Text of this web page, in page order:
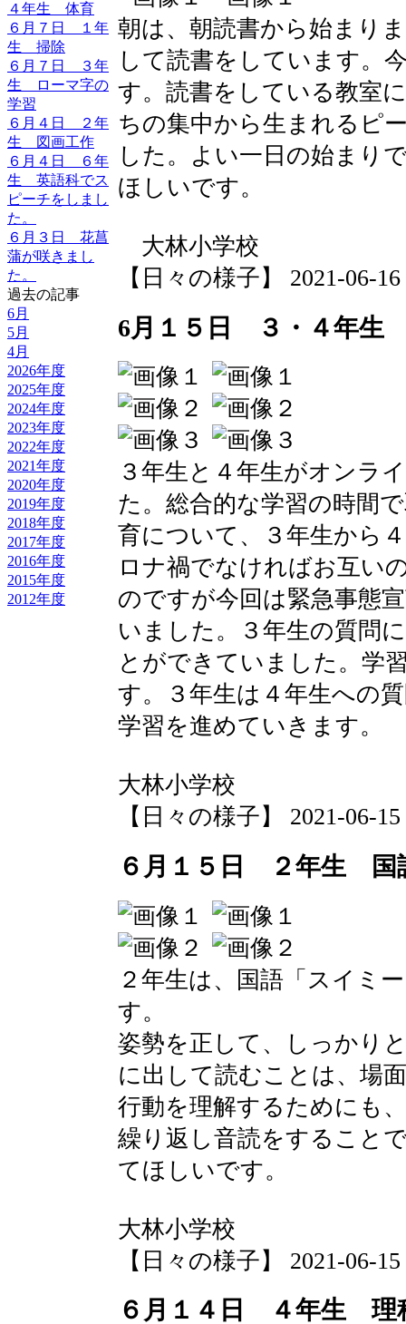
４年生 体育
６月７日 １年
生 掃除
６月７日 ３年
生 ローマ字の
学習
６月４日 ２年
生 図画工作
６月４日 ６年
生 英語科でス
ピーチをしまし
た。
６月３日 花菖
蒲が咲きまし
た。
過去の記事
6月
5月
4月
2026年度
2025年度
2024年度
2023年度
2022年度
2021年度
2020年度
2019年度
2018年度
2017年度
2016年度
2015年度
2012年度
朝は、朝読書から始まり
して読書をしています。
す。読書をしている教室
ちの集中から生まれるピ
した。よい一日の始まり
ほしいです。
大林小学校
【日々の様子】 2021-06-
6月１５日 ３・４年生
３年生と４年生がオンラ
た。総合的な学習の時間
育について、３年生から
ロナ禍でなければお互い
のですが今回は緊急事態
いました。３年生の質問
とができていました。学
す。３年生は４年生への
学習を進めていきます。
大林小学校
【日々の様子】 2021-06-
６月１５日 ２年生 国
２年生は、国語「スイミ
す。
姿勢を正して、しっかり
に出して読むことは、場
行動を理解するためにも
繰り返し音読をすること
てほしいです。
大林小学校
【日々の様子】 2021-06-
６月１４日 ４年生 理